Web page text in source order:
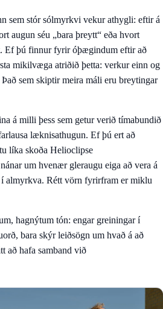
sem stór sólmyrkvi vekur athygli: eftir á
augun séu „bara þreytt“ eða hvort
Ef þú finnur fyrir óþægindum eftir að
mikilvæga atriðið þetta: verkur einn og
sem skiptir meira máli eru breytingar
á milli þess sem getur verið tímabundið
læknisathugun. Ef þú ert að
líka skoða Helioclipse
um hvenær gleraugu eiga að vera á
almyrkva. Rétt vörn fyrirfram er miklu
hagnýtum tón: engar greiningar í
bara skýr leiðsögn um hvað á að
að hafa samband við